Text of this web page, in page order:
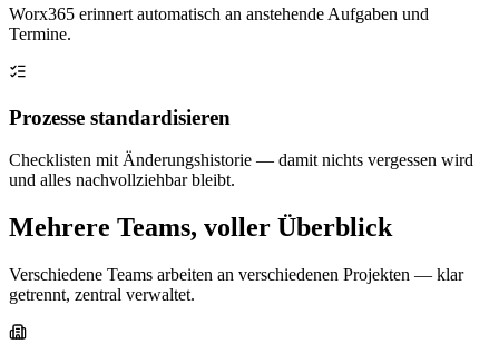
Worx365 erinnert automatisch an anstehende Aufgaben und
Termine.
Prozesse standardisieren
Checklisten mit Änderungshistorie — damit nichts vergessen wird
und alles nachvollziehbar bleibt.
Mehrere Teams, voller Überblick
Verschiedene Teams arbeiten an verschiedenen Projekten — klar
getrennt, zentral verwaltet.